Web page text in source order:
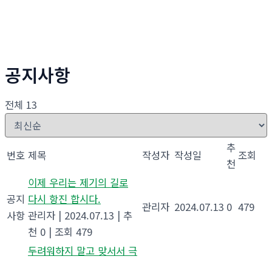
공지사항
전체 13
번호 제목 작성자 작성일
추
천
조회
공지
사항
이제 우리는 제기의 길로
다시 항진 합시다.
관리자 | 2024.07.13 | 추
천 0 | 조회 479
관리자 2024.07.13 0 479
두려워하지 말고 맞서서 극